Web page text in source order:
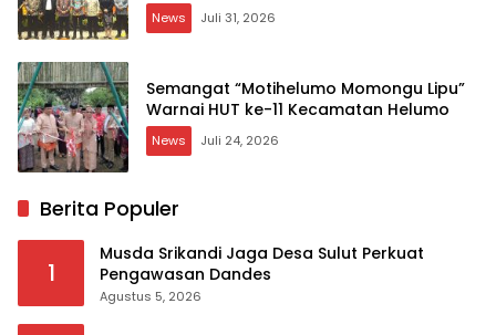
News Juli 31, 2026
Semangat “Motihelumo Momongu Lipu”
Warnai HUT ke-11 Kecamatan Helumo
News Juli 24, 2026
Berita Populer
1
Musda Srikandi Jaga Desa Sulut Perkuat
Pengawasan Dandes
Agustus 5, 2026